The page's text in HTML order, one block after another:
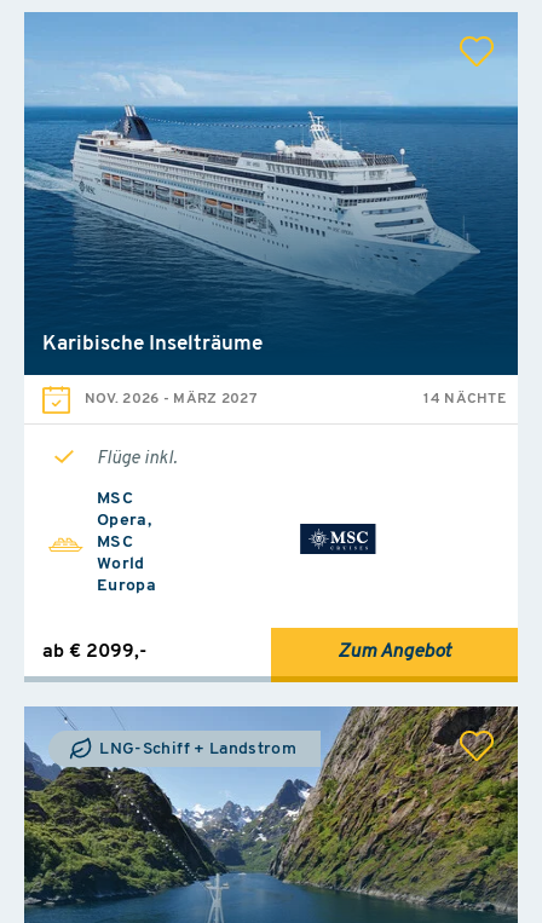
Karibische Inselträume
NOV. 2026 - MÄRZ 2027 14 NÄCHTE
Flüge inkl.
MSC
Opera,
MSC
World
Europa
ab € 2099,- Zum Angebot
LNG-Schiff + Landstrom